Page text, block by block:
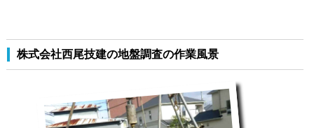
株式会社西尾技建の地盤調査の作業風景